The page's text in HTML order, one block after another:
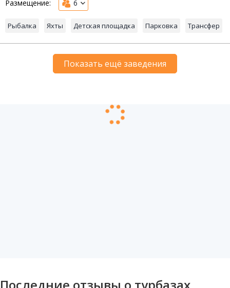
Размещение: 6
Рыбалка Яхты Детская площадка Парковка Трансфер
Показать ещё заведения